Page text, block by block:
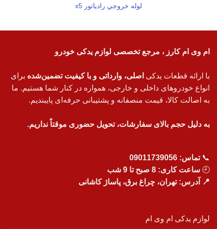
لوله خروجي رادياتور x5
ام وی ام کارز ، مرجع تخصصی لوازم یدکی خودرو
با ارائه قطعات یدکی اصلی، وارداتی و با کیفیت تضمین‌شده برای
انواع خودروهای داخلی و خارجی، همواره در کنار شما هستیم. ما
به اصالت کالا، قیمت منصفانه و پشتیبانی حرفه‌ای پایبندیم.
به دلیل حجم بالای سفارشات، تحویل حضوری موقتاً نداریم.
📞تماس: 09011739056
🕘 ساعت کاری: 8 صبح تا 9 شب
📍 آدرس: تهران، چراغ برق، پاساژ کاشانی
لوازم یدکی ام وی ام